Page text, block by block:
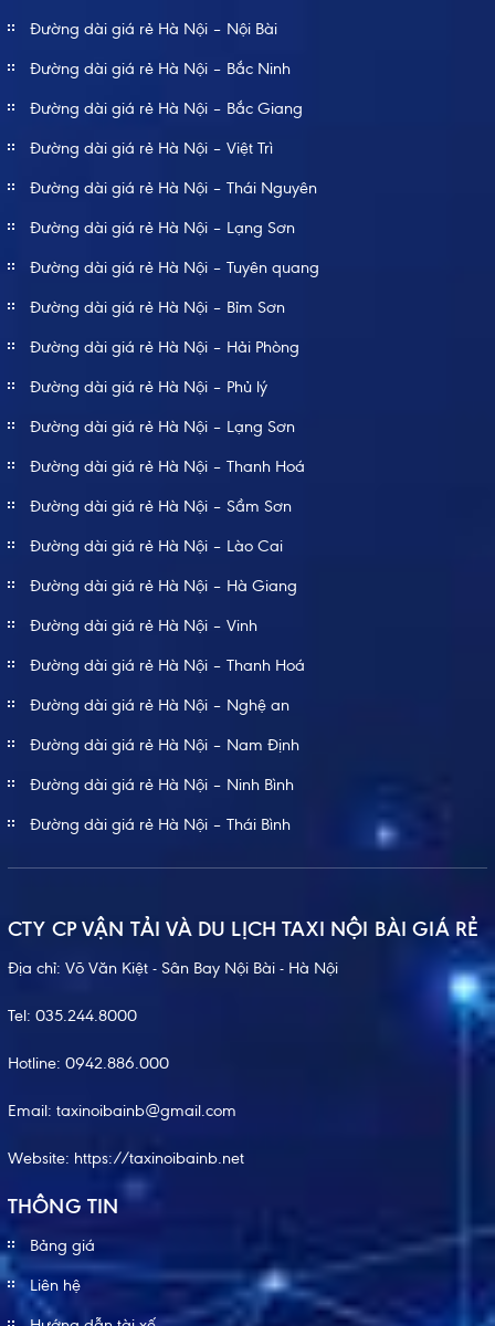
Đường dài giá rẻ Hà Nội – Nội Bài
Đường dài giá rẻ Hà Nội – Bắc Ninh
Đường dài giá rẻ Hà Nội – Bắc Giang
Đường dài giá rẻ Hà Nội – Việt Trì
Đường dài giá rẻ Hà Nội – Thái Nguyên
Đường dài giá rẻ Hà Nội – Lạng Sơn
Đường dài giá rẻ Hà Nội – Tuyên quang
Đường dài giá rẻ Hà Nội – Bỉm Sơn
Đường dài giá rẻ Hà Nội – Hải Phòng
Đường dài giá rẻ Hà Nội – Phủ lý
Đường dài giá rẻ Hà Nội – Lạng Sơn
Đường dài giá rẻ Hà Nội – Thanh Hoá
Đường dài giá rẻ Hà Nội – Sầm Sơn
Đường dài giá rẻ Hà Nội – Lào Cai
Đường dài giá rẻ Hà Nội – Hà Giang
Đường dài giá rẻ Hà Nội – Vinh
Đường dài giá rẻ Hà Nội – Thanh Hoá
Đường dài giá rẻ Hà Nội – Nghệ an
Đường dài giá rẻ Hà Nội – Nam Định
Đường dài giá rẻ Hà Nội – Ninh Bình
Đường dài giá rẻ Hà Nội – Thái Bình
CTY CP VẬN TẢI VÀ DU LỊCH TAXI NỘI BÀI GIÁ RẺ
Địa chỉ: Võ Văn Kiệt - Sân Bay Nội Bài - Hà Nội
Tel: 035.244.8000
Hotline: 0942.886.000
Email: taxinoibainb@gmail.com
Website: https://taxinoibainb.net
THÔNG TIN
Bảng giá
Liên hệ